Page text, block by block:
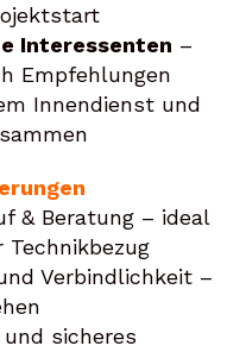
Interessenten –
Empfehlungen
Innendienst und
& Beratung – ideal
Verbindlichkeit –
sicheres